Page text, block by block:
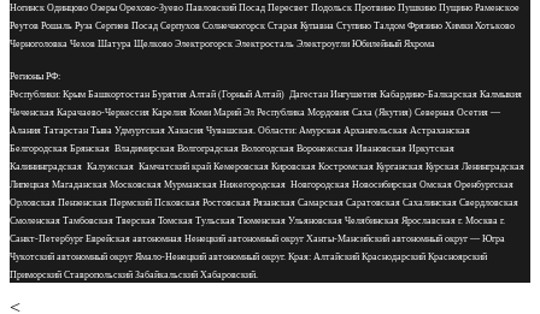
Ногинск Одинцово Озеры Орехово-Зуево Павловский Посад Пересвет Подольск Протвино Пушкино Пущино Раменское
Реутов Рошаль Руза Сергиев Посад Серпухов Солнечногорск Старая Купавна Ступино Талдом Фрязино Химки Хотьково
Черноголовка Чехов Шатура Щелково Электрогорск Электросталь Электроугли Юбилейный Яхрома
Регионы РФ:
Республики: Крым Башкортостан Бурятия Алтай (Горный Алтай) Дагестан Ингушетия Кабардино-Балкарская Калмыкия
Чеченская Карачаево-Черкессия Карелия Коми Марий Эл Республика Мордовия Саха (Якутия) Северная Осетия —
Алания Татарстан Тыва Удмуртская Хакасия Чувашская. Области: Амурская Архангельская Астраханская
Белгородская Брянская Владимирская Волгоградская Вологодская Воронежская Ивановская Иркутская
Калининградская Калужская Камчатский край Кемеровская Кировская Костромская Курганская Курская Ленинградская
Липецкая Магаданская Московская Мурманская Нижегородская Новгородская Новосибирская Омская Оренбургская
Орловская Пензенская Пермский Псковская Ростовская Рязанская Самарская Саратовская Сахалинская Свердловская
Смоленская Тамбовская Тверская Томская Тульская Тюменская Ульяновская Челябинская Ярославская г. Москва г.
Санкт-Петербург Еврейская автономная Ненецкий автономный округ Ханты-Мансийский автономный округ — Югра
Чукотский автономный округ Ямало-Ненецкий автономный округ. Края: Алтайский Краснодарский Красноярский
Приморский Ставропольский Забайкальский Хабаровский.
<